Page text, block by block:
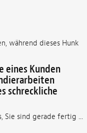
während dieses Hunk
eines Kunden
schreckliche
Sie sind gerade fertig ...